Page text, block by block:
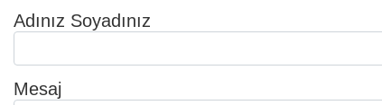
Adınız Soyadınız
Mesaj